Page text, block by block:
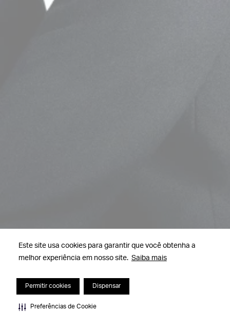
Este site usa cookies para garantir que você obtenha a
melhor experiência em nosso site. Saiba mais
Permitir cookies Dispensar
Preferências de Cookie